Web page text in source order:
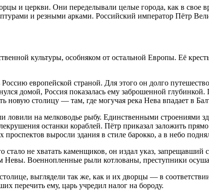
и церкви. Они переделывали целые города, как в свое
и резными арками. Российский император Пётр
куль­туры, особняком от остальной Европы. Её
европейской страной. Для этого он долго
домой, Россия показалась ему за­брошенной
новую столицу — там, где могучая река Нева впадает в
ловили на мелководье рыбу. Единственными
останки кораблей. Пётр прика­зал заложить
проспектов выросли здания в стиле барокко, а в небо
не хватать каменщиков, он издал указ,
Невы. Военнопленные рыли котло­ваны, преступники
вы­глядели так же, как и их дворцы — в
перечить ему, царь учредил налог на бороду.